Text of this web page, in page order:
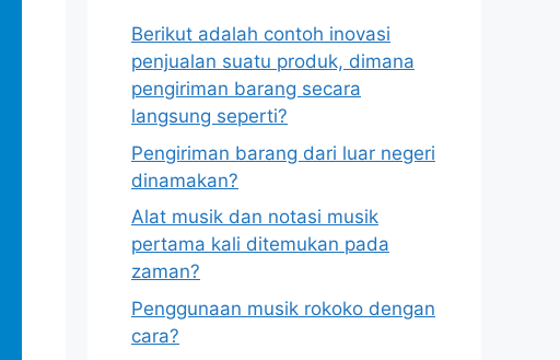
Berikut adalah contoh inovasi
penjualan suatu produk, dimana
pengiriman barang secara
langsung seperti?
Pengiriman barang dari luar negeri
dinamakan?
Alat musik dan notasi musik
pertama kali ditemukan pada
zaman?
Penggunaan musik rokoko dengan
cara?